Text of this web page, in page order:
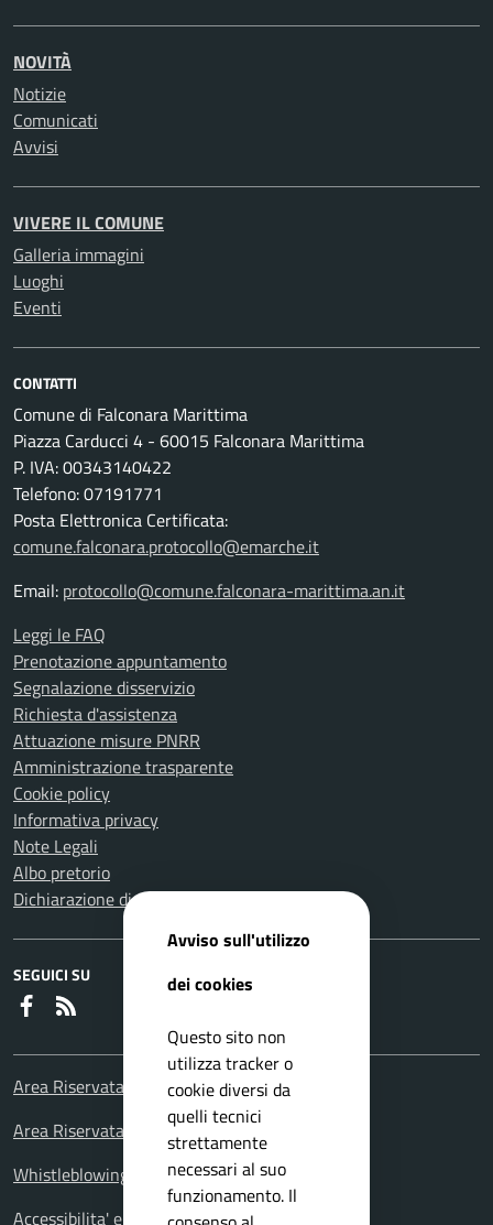
NOVITÀ
Notizie
Comunicati
Avvisi
VIVERE IL COMUNE
Galleria immagini
Luoghi
Eventi
CONTATTI
Comune di Falconara Marittima
Piazza Carducci 4 - 60015 Falconara Marittima
P. IVA: 00343140422
Telefono: 07191771
Posta Elettronica Certificata:
comune.falconara.protocollo@emarche.it
Email: protocollo@comune.falconara-marittima.an.it
Leggi le FAQ
Prenotazione appuntamento
Segnalazione disservizio
Richiesta d'assistenza
Attuazione misure PNRR
Amministrazione trasparente
Cookie policy
Informativa privacy
Note Legali
Albo pretorio
Dichiarazione di accessibilità
SEGUICI SU
Faceboook
Area Riservata Consiglieri Comunali
Area Riservata Polizia Locale
Whistleblowing – Segnalazioni illeciti
Accessibilita' e meccanismo di feedback
Avviso sull'utilizzo
dei cookies
Questo sito non
utilizza tracker o
cookie diversi da
quelli tecnici
strettamente
necessari al suo
funzionamento. Il